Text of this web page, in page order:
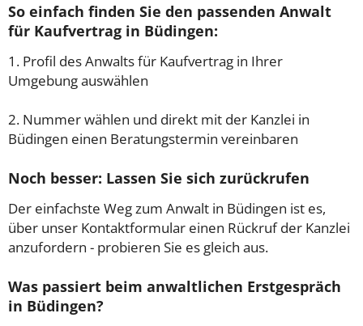
So einfach finden Sie den passenden Anwalt
für Kaufvertrag in Büdingen:
1. Profil des Anwalts für Kaufvertrag in Ihrer
Umgebung auswählen
2. Nummer wählen und direkt mit der Kanzlei in
Büdingen einen Beratungstermin vereinbaren
Noch besser: Lassen Sie sich zurückrufen
Der einfachste Weg zum Anwalt in Büdingen ist es,
über unser Kontaktformular einen Rückruf der Kanzlei
anzufordern - probieren Sie es gleich aus.
Was passiert beim anwaltlichen Erstgespräch
in Büdingen?